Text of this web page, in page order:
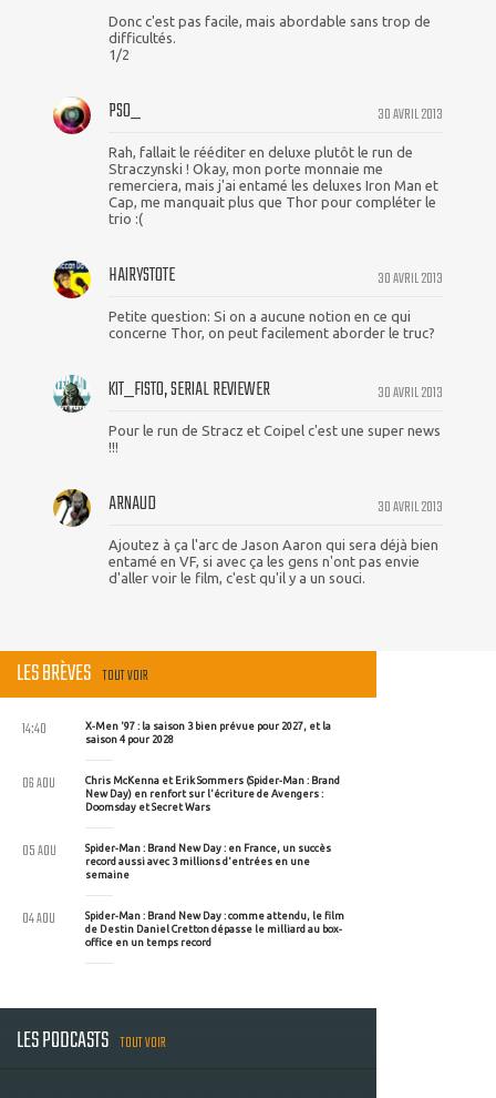
Donc c'est pas facile, mais abordable sans trop de
difficultés.
1/2
30 AVRIL 2013
PSO_
Rah, fallait le rééditer en deluxe plutôt le run de
Straczynski ! Okay, mon porte monnaie me
remerciera, mais j'ai entamé les deluxes Iron Man et
Cap, me manquait plus que Thor pour compléter le
trio :(
30 AVRIL 2013
HAIRYSTOTE
Petite question: Si on a aucune notion en ce qui
concerne Thor, on peut facilement aborder le truc?
30 AVRIL 2013
KIT_FISTO, SERIAL REVIEWER
Pour le run de Stracz et Coipel c'est une super news
!!!
30 AVRIL 2013
ARNAUD
Ajoutez à ça l'arc de Jason Aaron qui sera déjà bien
entamé en VF, si avec ça les gens n'ont pas envie
d'aller voir le film, c'est qu'il y a un souci.
LES BRÈVES TOUT VOIR
X-Men '97 : la saison 3 bien prévue pour 2027, et la
saison 4 pour 2028
14:40
Chris McKenna et Erik Sommers (Spider-Man : Brand
New Day) en renfort sur l'écriture de Avengers :
Doomsday et Secret Wars
06 AOU
Spider-Man : Brand New Day : en France, un succès
record aussi avec 3 millions d'entrées en une
semaine
05 AOU
Spider-Man : Brand New Day : comme attendu, le film
de Destin Daniel Cretton dépasse le milliard au box-
office en un temps record
04 AOU
LES PODCASTS TOUT VOIR